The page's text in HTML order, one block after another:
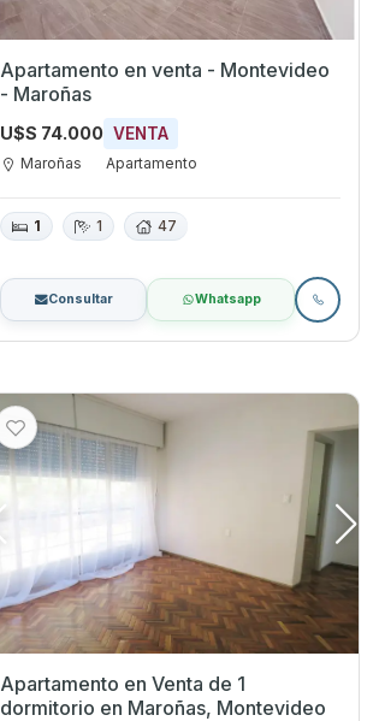
Apartamento en venta - Montevideo
- Maroñas
U$S 74.000 VENTA
Maroñas Apartamento
1 1 47
Consultar Whatsapp
Apartamento en Venta de 1
dormitorio en Maroñas, Montevideo